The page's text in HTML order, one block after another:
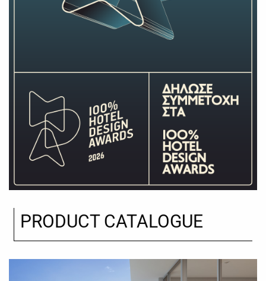
PRODUCT CATALOGUE